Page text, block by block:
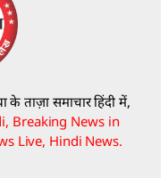
ताज़ा समाचार हिंदी में,
Breaking News in
Live, Hindi News.